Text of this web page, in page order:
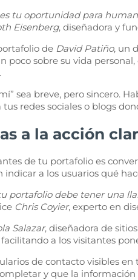
es tu oportunidad para
Eisenberg, diseñadora y
de David Patiño, un
poco sobre su vida
sea breve, pero sincero.
redes sociales o blogs
a la acción
de tu portafolio es
indicar a los usuarios qué
portafolio debe tener una
Chris Coyier, experto en
Salazar, diseñadora de
a los visitantes
de contacto visibles en
y que la